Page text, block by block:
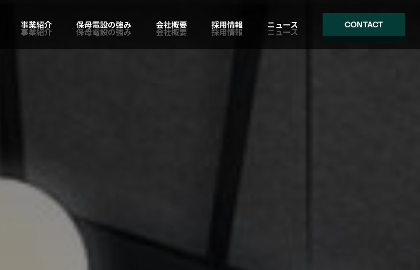
事業紹介 保母電設の強み 会社概要 採用情報 ニュース
事業紹介 保母電設の強み 会社概要 採用情報 ニュース CONTACT